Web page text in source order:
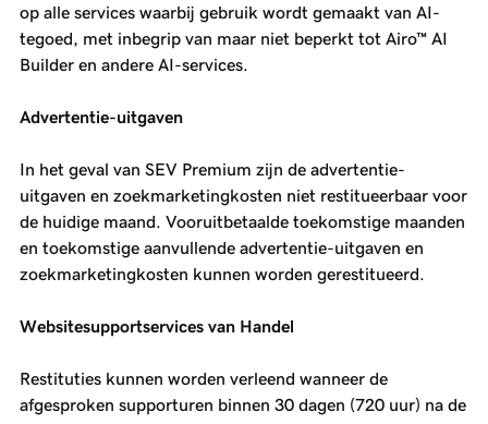
op alle services waarbij gebruik wordt gemaakt van AI-
tegoed, met inbegrip van maar niet beperkt tot Airo™ AI
Builder en andere AI-services.
Advertentie-uitgaven
In het geval van SEV Premium zijn de advertentie-
uitgaven en zoekmarketingkosten niet restitueerbaar voor
de huidige maand. Vooruitbetaalde toekomstige maanden
en toekomstige aanvullende advertentie-uitgaven en
zoekmarketingkosten kunnen worden gerestitueerd.
Websitesupportservices van Handel
Restituties kunnen worden verleend wanneer de
afgesproken supporturen binnen 30 dagen (720 uur) na de